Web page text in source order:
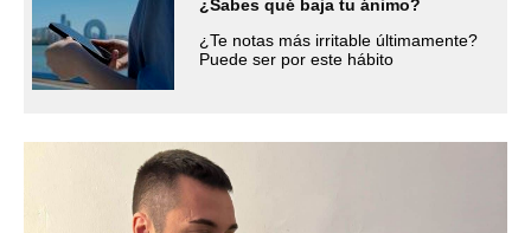
¿Sabes qué baja tu ánimo?
¿Te notas más irritable últimamente?
Puede ser por este hábito